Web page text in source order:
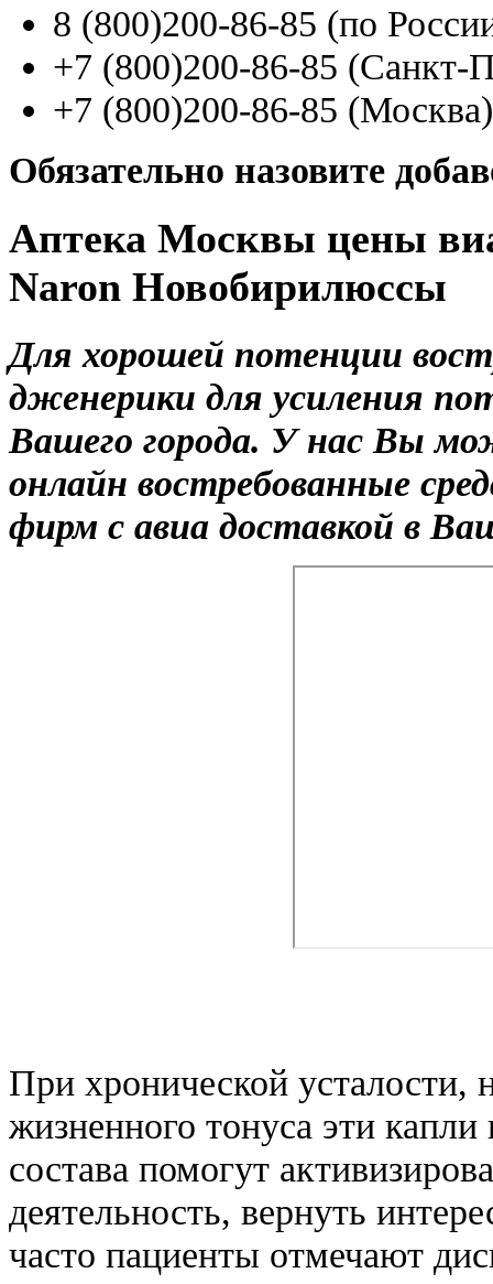
8 (800)200-86-85 (по
+7 (800)200-86-85 (Санкт-
+7 (800)200-86-85 (Москва)
Обязательно назовите
Аптека Москвы цены
Naron Новобирилюссы
Для хорошей потенции
дженерики для усиления
Вашего города. У нас Вы
онлайн востребованные
фирм с авиа доставкой в
При хронической
жизненного тонуса эти
состава помогут
деятельность, вернуть
часто пациенты отмечают